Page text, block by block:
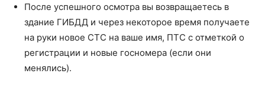
После успешного осмотра вы возвращаетесь в
здание ГИБДД и через некоторое время получаете
на руки новое СТС на ваше имя, ПТС с отметкой о
регистрации и новые госномера (если они
менялись).